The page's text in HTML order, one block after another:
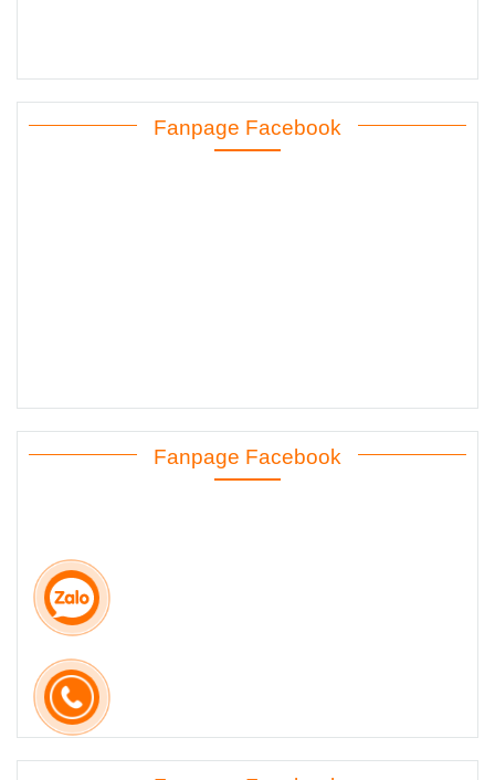
Fanpage Facebook
Fanpage Facebook